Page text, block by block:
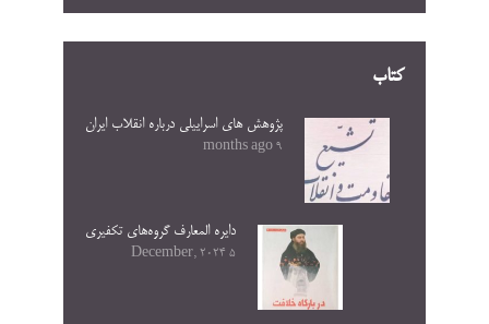
کتاب
پژوهش های اسراییلی درباره انقلاب ایران
9 months ago
دایره المعارف گروه‌های تکفیری
5 December, 2024